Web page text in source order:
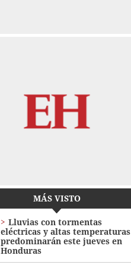
MÁS VISTO
Lluvias con tormentas
eléctricas y altas temperaturas
predominarán este jueves en
Honduras